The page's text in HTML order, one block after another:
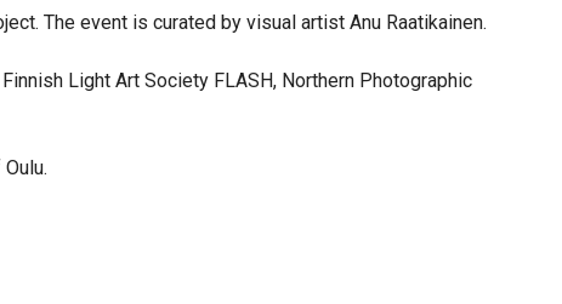
The event is curated by visual artist Anu Raatikainen.
Light Art Society FLASH, Northern Photographic